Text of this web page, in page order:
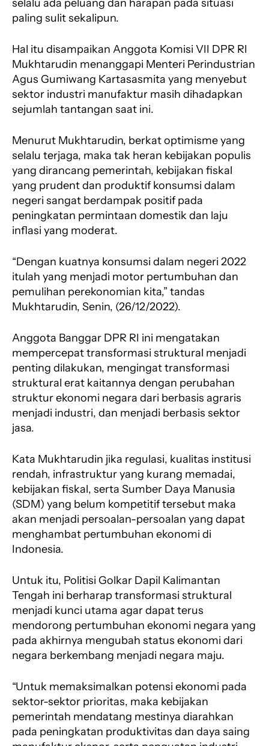
selalu ada peluang dan harapan pada situasi
paling sulit sekalipun.
Hal itu disampaikan Anggota Komisi VII DPR RI
Mukhtarudin menanggapi Menteri Perindustrian
Agus Gumiwang Kartasasmita yang menyebut
sektor industri manufaktur masih dihadapkan
sejumlah tantangan saat ini.
Menurut Mukhtarudin, berkat optimisme yang
selalu terjaga, maka tak heran kebijakan populis
yang dirancang pemerintah, kebijakan fiskal
yang prudent dan produktif konsumsi dalam
negeri sangat berdampak positif pada
peningkatan permintaan domestik dan laju
inflasi yang moderat.
“Dengan kuatnya konsumsi dalam negeri 2022
itulah yang menjadi motor pertumbuhan dan
pemulihan perekonomian kita,” tandas
Mukhtarudin, Senin, (26/12/2022).
Anggota Banggar DPR RI ini mengatakan
mempercepat transformasi struktural menjadi
penting dilakukan, mengingat transformasi
struktural erat kaitannya dengan perubahan
struktur ekonomi negara dari berbasis agraris
menjadi industri, dan menjadi berbasis sektor
jasa.
Kata Mukhtarudin jika regulasi, kualitas institusi
rendah, infrastruktur yang kurang memadai,
kebijakan fiskal, serta Sumber Daya Manusia
(SDM) yang belum kompetitif tersebut maka
akan menjadi persoalan-persoalan yang dapat
menghambat pertumbuhan ekonomi di
Indonesia.
Untuk itu, Politisi Golkar Dapil Kalimantan
Tengah ini berharap transformasi struktural
menjadi kunci utama agar dapat terus
mendorong pertumbuhan ekonomi negara yang
pada akhirnya mengubah status ekonomi dari
negara berkembang menjadi negara maju.
“Untuk memaksimalkan potensi ekonomi pada
sektor-sektor prioritas, maka kebijakan
pemerintah mendatang mestinya diarahkan
pada peningkatan produktivitas dan daya saing